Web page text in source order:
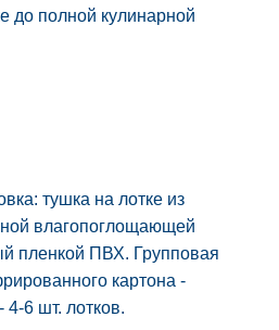
до полной кулинарной
тушка на лотке из
влагопоглощающей
пленкой ПВХ. Групповая
картона -
4-6 шт. лотков.